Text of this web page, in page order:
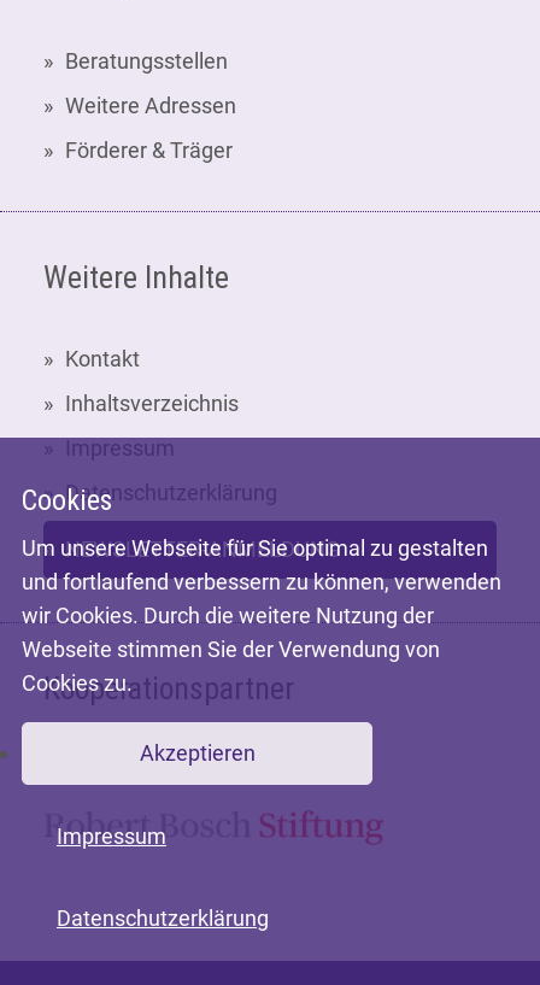
Beratungsstellen
Weitere Adressen
Förderer & Träger
Weitere Inhalte
Kontakt
Inhaltsverzeichnis
Impressum
Datenschutzerklärung
NEWSLETTER-ANMELDUNG
Kooperationspartner
Mit freundlicher Unterstützung der
Cookies
Um unsere Webseite für Sie optimal zu gestalten
und fortlaufend verbessern zu können, verwenden
wir Cookies. Durch die weitere Nutzung der
Webseite stimmen Sie der Verwendung von
Cookies zu.
Akzeptieren
Impressum
Datenschutzerklärung